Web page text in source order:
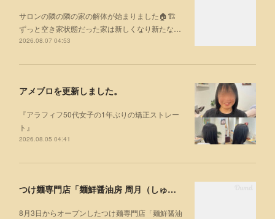
サロンの隣の隣の家の解体が始まりました🏠🏗
ずっと空き家状態だった家は新しくなり新たな…
2026.08.07 04:53
アメブロを更新しました。
『アラフィフ50代女子の1年ぶりの矯正ストレー
ト』
2026.08.05 04:41
つけ麺専門店「麺鮮醤油房 周月（しゅうげつ）」⁡ に行ってみた🍜
8月3日からオープンしたつけ麺専門店「麺鮮醤油